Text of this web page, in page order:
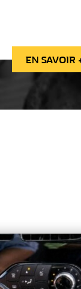
EN SAVOIR